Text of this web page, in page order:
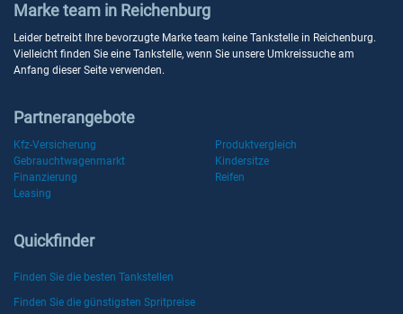
Marke team in Reichenburg
Leider betreibt Ihre bevorzugte Marke team keine Tankstelle in Reichenburg.
Vielleicht finden Sie eine Tankstelle, wenn Sie unsere Umkreissuche am
Anfang dieser Seite verwenden.
Partnerangebote
Kfz-Versicherung
Produktvergleich
Gebrauchtwagenmarkt
Kindersitze
Finanzierung
Reifen
Leasing
Quickfinder
Finden Sie die besten Tankstellen
Finden Sie die günstigsten Spritpreise